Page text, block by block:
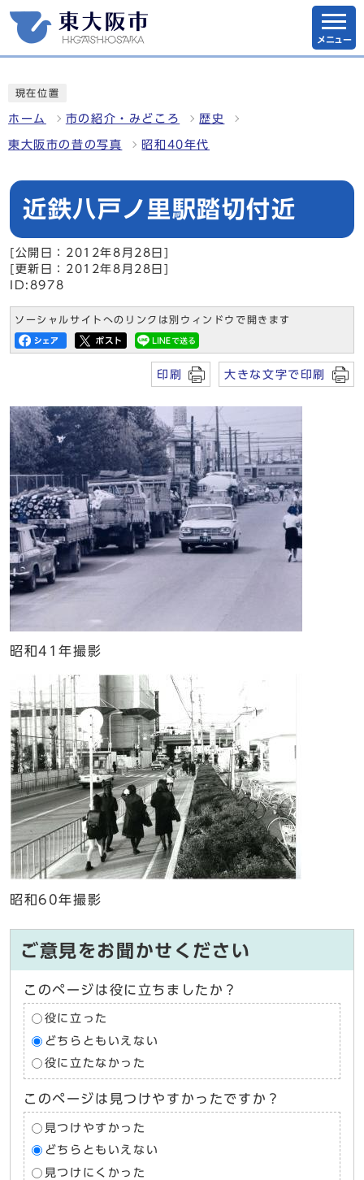
メニュー
現在位置
ホーム 市の紹介・みどころ 歴史
東大阪市の昔の写真 昭和40年代
近鉄八戸ノ里駅踏切付近
[公開日：2012年8月28日]
[更新日：2012年8月28日]
ID:8978
ソーシャルサイトへのリンクは別ウィンドウで開きます
印刷 大きな文字で印刷
昭和41年撮影
昭和60年撮影
ご意見をお聞かせください
このページは役に立ちましたか？
役に立った
どちらともいえない
役に立たなかった
このページは見つけやすかったですか？
見つけやすかった
どちらともいえない
見つけにくかった